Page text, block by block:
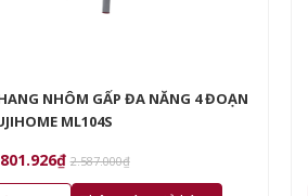
NHÔM GẤP ĐA NĂNG 4 ĐOẠN
ML104S
2.587.000₫